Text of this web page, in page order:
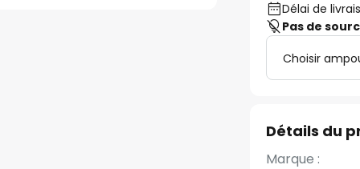
Délai de
Pas de
Choisir
Détails du
Marque :